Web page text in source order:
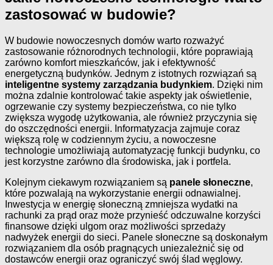
zastosować w budowie?
W budowie nowoczesnych domów warto rozważyć
zastosowanie różnorodnych technologii, które poprawiają
zarówno komfort mieszkańców, jak i efektywność
energetyczną budynków. Jednym z istotnych rozwiązań są
inteligentne systemy zarządzania budynkiem. Dzięki nim
można zdalnie kontrolować takie aspekty jak oświetlenie,
ogrzewanie czy systemy bezpieczeństwa, co nie tylko
zwiększa wygodę użytkowania, ale również przyczynia się
do oszczędności energii. Informatyzacja zajmuje coraz
większą rolę w codziennym życiu, a nowoczesne
technologie umożliwiają automatyzację funkcji budynku, co
jest korzystne zarówno dla środowiska, jak i portfela.
Kolejnym ciekawym rozwiązaniem są panele słoneczne,
które pozwalają na wykorzystanie energii odnawialnej.
Inwestycja w energię słoneczną zmniejsza wydatki na
rachunki za prąd oraz może przynieść odczuwalne korzyści
finansowe dzięki ulgom oraz możliwości sprzedaży
nadwyżek energii do sieci. Panele słoneczne są doskonałym
rozwiązaniem dla osób pragnących uniezależnić się od
dostawców energii oraz ograniczyć swój ślad węglowy.